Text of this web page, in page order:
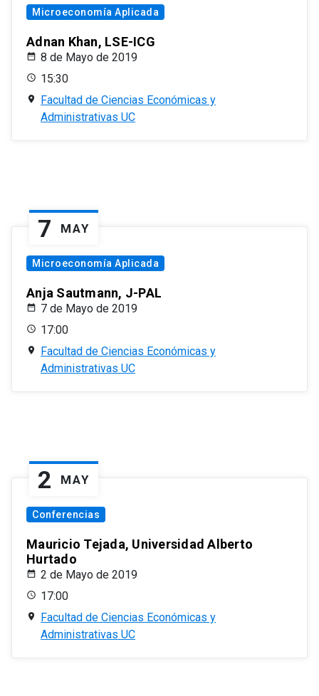
Microeconomía Aplicada
Adnan Khan, LSE-ICG
8 de Mayo de 2019
15:30
Facultad de Ciencias Económicas y
Administrativas UC
7 MAY
Microeconomía Aplicada
Anja Sautmann, J-PAL
7 de Mayo de 2019
17:00
Facultad de Ciencias Económicas y
Administrativas UC
2 MAY
Conferencias
Mauricio Tejada, Universidad Alberto
Hurtado
2 de Mayo de 2019
17:00
Facultad de Ciencias Económicas y
Administrativas UC